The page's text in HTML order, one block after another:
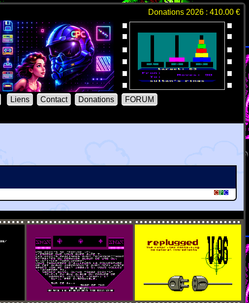
Donations 2026 : 410.00 €
Liens Contact Donations
FORUM